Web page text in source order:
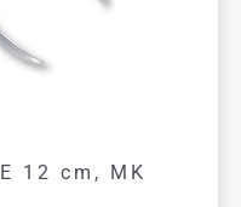
12 cm, MK